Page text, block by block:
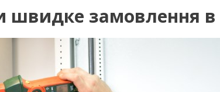
швидке замовлення в